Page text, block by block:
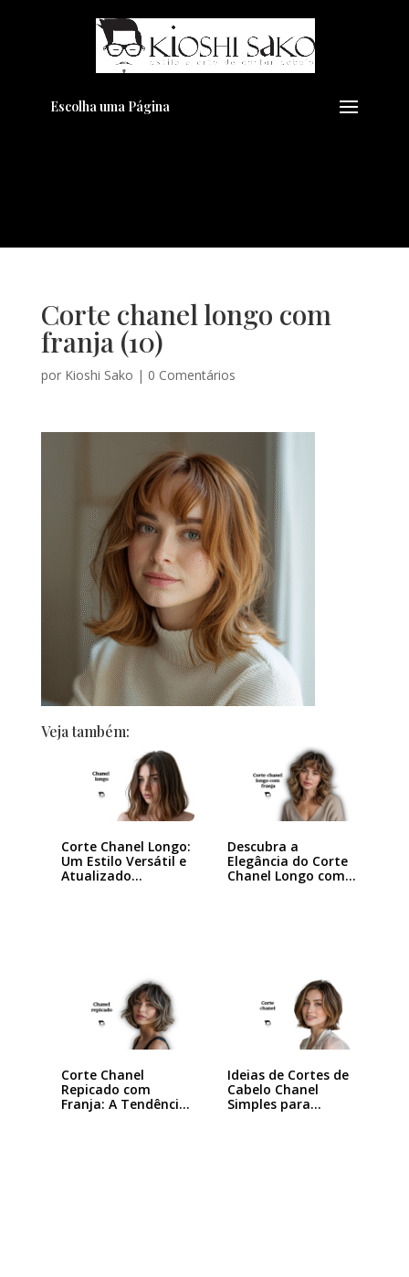
Escolha uma Página
Corte chanel longo com
franja (10)
por Kioshi Sako | 0 Comentários
Veja também:
Corte Chanel Longo:
Um Estilo Versátil e
Atualizado…
Descubra a
Elegância do Corte
Chanel Longo com…
Corte Chanel
Repicado com
Franja: A Tendência
Ideias de Cortes de
Cabelo Chanel
Simples para…
Pensando em transformar seu
Visual??